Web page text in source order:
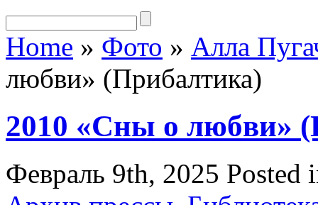
Home » Фото » Алла
любви» (Прибалтика)
2010 «Сны о любви»
Февраль 9th, 2025 Posted